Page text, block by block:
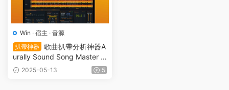
Win · 宿主 · 音源
扒帶神器 歌曲扒帶分析神器A
urally Sound Song Master P
RO v2.7.04-MOCHA WIN
2025-05-13 5